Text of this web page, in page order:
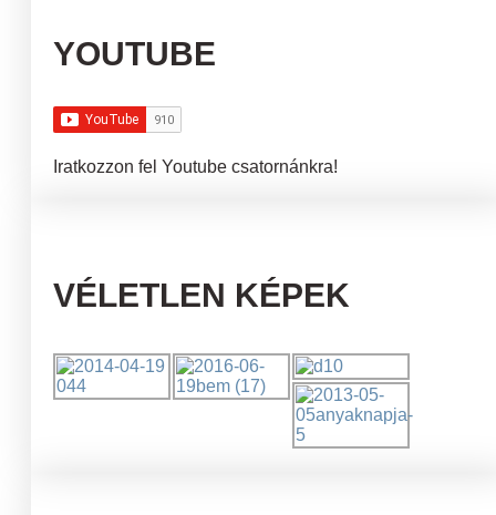
YOUTUBE
Iratkozzon fel Youtube csatornánkra!
VÉLETLEN KÉPEK